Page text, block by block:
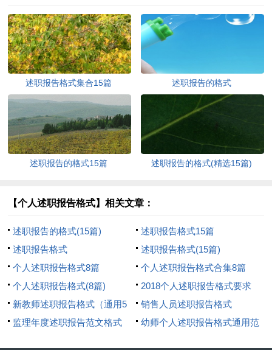
述职报告格式集合15篇 述职报告的格式
述职报告的格式15篇 述职报告的格式(精选15篇)
【个人述职报告格式】相关文章：
述职报告的格式(15篇)
述职报告格式15篇
述职报告格式
述职报告格式(15篇)
个人述职报告格式8篇
个人述职报告格式合集8篇
个人述职报告格式(8篇)
2018个人述职报告格式要求
新教师述职报告格式（通用5
篇）
销售人员述职报告格式
监理年度述职报告范文格式
幼师个人述职报告格式通用范